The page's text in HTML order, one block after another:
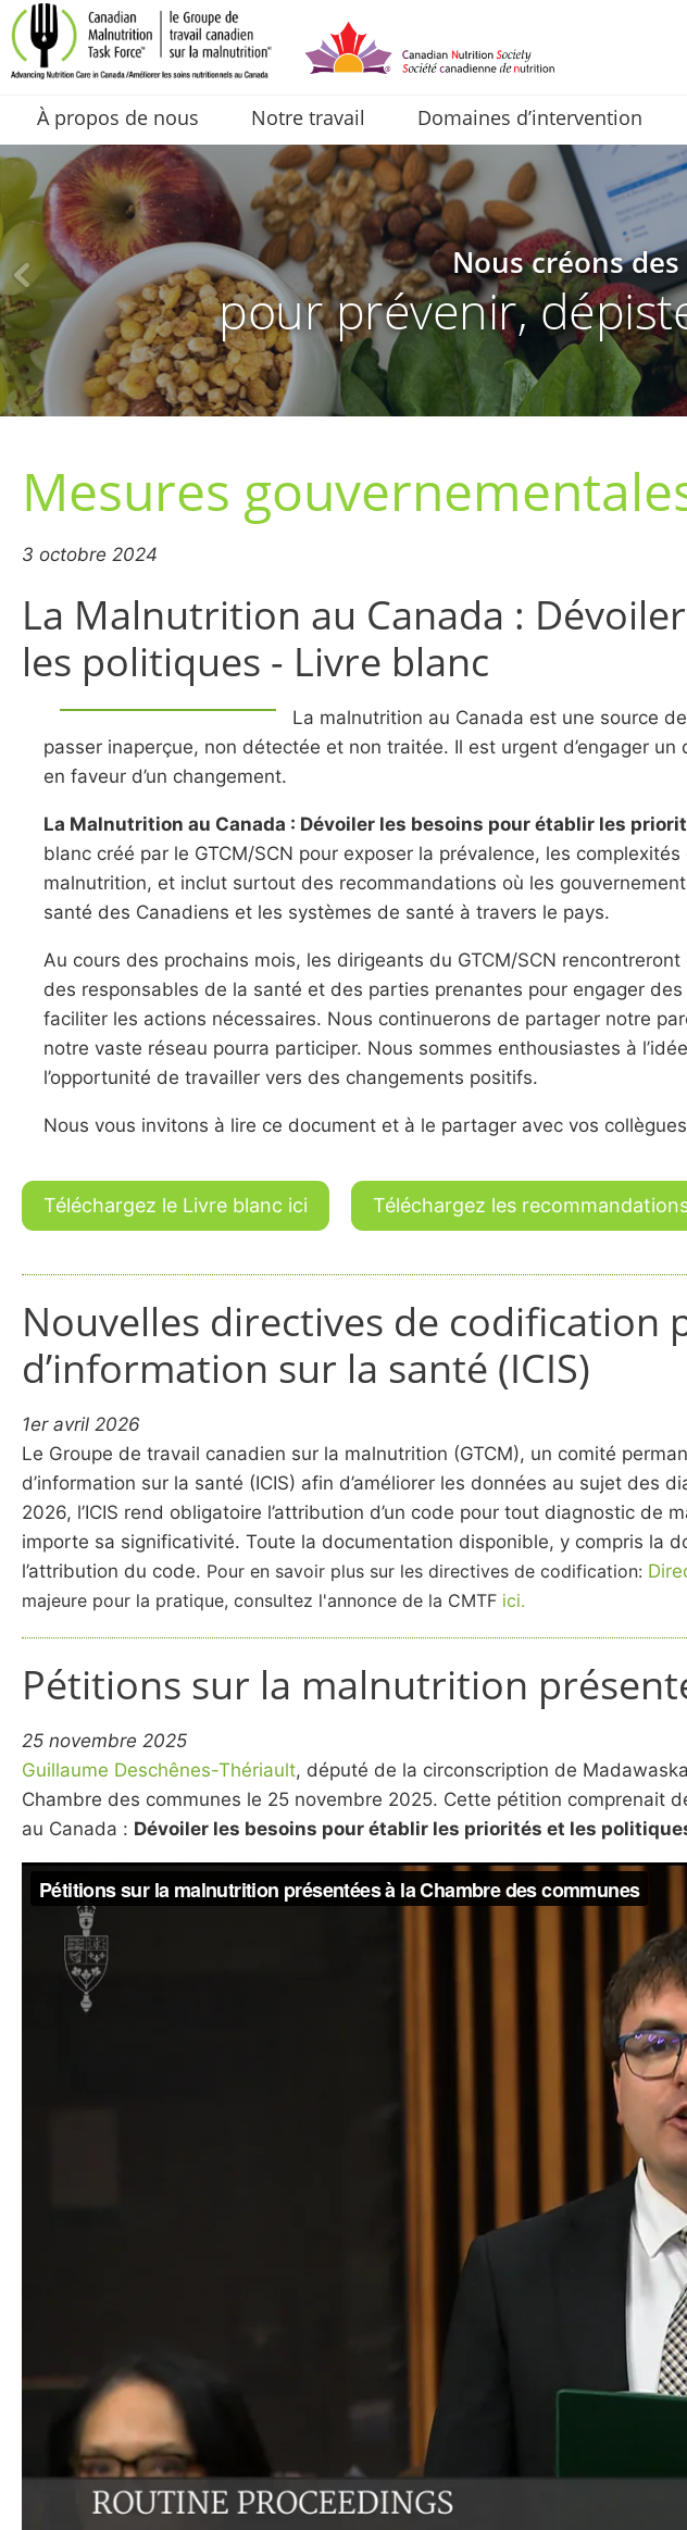
À propos de nous Notre travail Domaines d’intervention
Nous créons
pour prévenir,
Mesures
3 octobre 2024
La Malnutrition au Canada :
les politiques - Livre blanc
La malnutrition au Canada est une source
passer inaperçue, non détectée et non traitée. Il est urgent d’engager
en faveur d’un changement.
La Malnutrition au Canada : Dévoiler les besoins pour établir les
blanc créé par le GTCM/SCN pour exposer la prévalence, les
malnutrition, et inclut surtout des recommandations où les
santé des Canadiens et les systèmes de santé à travers le pays.
Au cours des prochains mois, les dirigeants du GTCM/SCN
des responsables de la santé et des parties prenantes pour engager
faciliter les actions nécessaires. Nous continuerons de partager notre
notre vaste réseau pourra participer. Nous sommes enthousiastes à
l’opportunité de travailler vers des changements positifs.
Nous vous invitons à lire ce document et à le partager avec vos
Téléchargez le Livre blanc ici Téléchargez les
Nouvelles directives de
d’information sur la santé (ICIS)
1er avril 2026
Le Groupe de travail canadien sur la malnutrition (GTCM), un comité
d’information sur la santé (ICIS) afin d’améliorer les données au sujet des
2026, l’ICIS rend obligatoire l’attribution d’un code pour tout diagnostic
importe sa significativité. Toute la documentation disponible, y compris la
l’attribution du code. Pour en savoir plus sur les directives de codification:
majeure pour la pratique, consultez l'annonce de la CMTF ici.
Pétitions sur la malnutrition
25 novembre 2025
Guillaume Deschênes-Thériault, député de la circonscription de
Chambre des communes le 25 novembre 2025. Cette pétition comprenait
au Canada : Dévoiler les besoins pour établir les priorités et les